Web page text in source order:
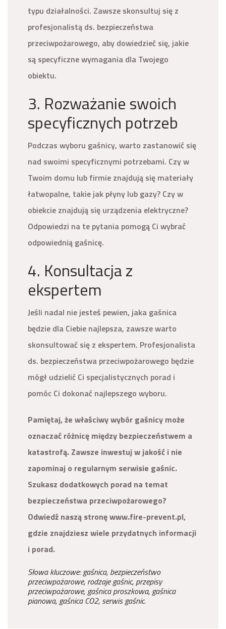
typu działalności. Zawsze skonsultuj się z
profesjonalistą ds. bezpieczeństwa
przeciwpożarowego, aby dowiedzieć się, jakie
są specyficzne wymagania dla Twojego
obiektu.
3. Rozważanie swoich
specyficznych potrzeb
Podczas wyboru gaśnicy, warto zastanowić się
nad swoimi specyficznymi potrzebami. Czy w
Twoim domu lub firmie znajdują się materiały
łatwopalne, takie jak płyny lub gazy? Czy w
obiekcie znajdują się urządzenia elektryczne?
Odpowiedzi na te pytania pomogą Ci wybrać
odpowiednią gaśnicę.
4. Konsultacja z
ekspertem
Jeśli nadal nie jesteś pewien, jaka gaśnica
będzie dla Ciebie najlepsza, zawsze warto
skonsultować się z ekspertem. Profesjonalista
ds. bezpieczeństwa przeciwpożarowego będzie
mógł udzielić Ci specjalistycznych porad i
pomóc Ci dokonać najlepszego wyboru.
Pamiętaj, że właściwy wybór gaśnicy może
oznaczać różnicę między bezpieczeństwem a
katastrofą. Zawsze inwestuj w jakość i nie
zapominaj o regularnym serwisie gaśnic.
Szukasz dodatkowych porad na temat
bezpieczeństwa przeciwpożarowego?
Odwiedź naszą stronę www.fire-prevent.pl,
gdzie znajdziesz wiele przydatnych informacji
i porad.
Słowa kluczowe: gaśnica, bezpieczeństwo
przeciwpożarowe, rodzaje gaśnic, przepisy
przeciwpożarowe, gaśnica proszkowa, gaśnica
pianowa, gaśnica CO2, serwis gaśnic.